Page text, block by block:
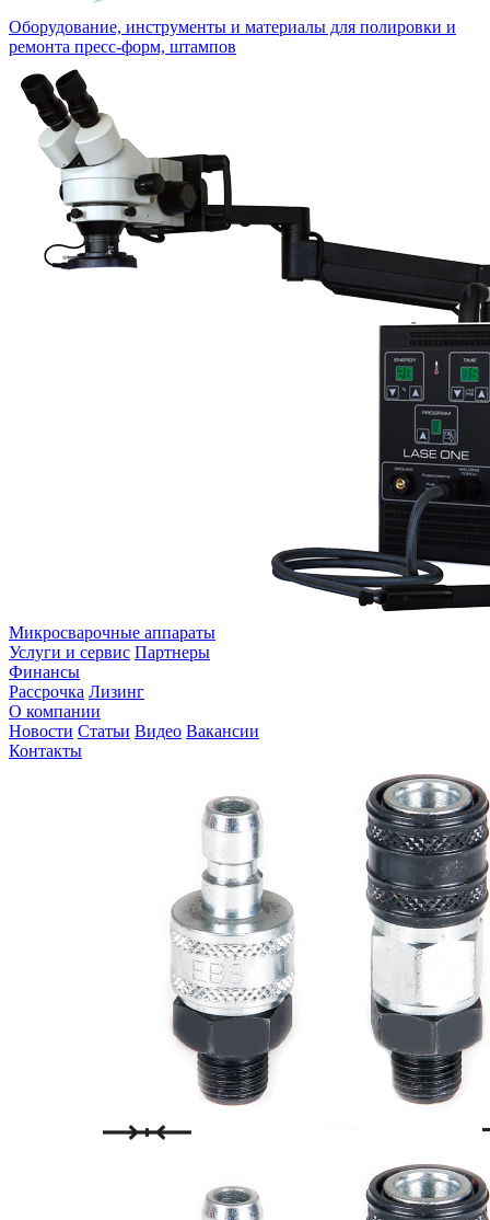
Оборудование, инструменты и материалы для полировки и
ремонта пресс-форм, штампов
Микросварочные аппараты
Услуги и сервис Партнеры
Финансы
Рассрочка Лизинг
О компании
Новости Статьи Видео Вакансии
Контакты